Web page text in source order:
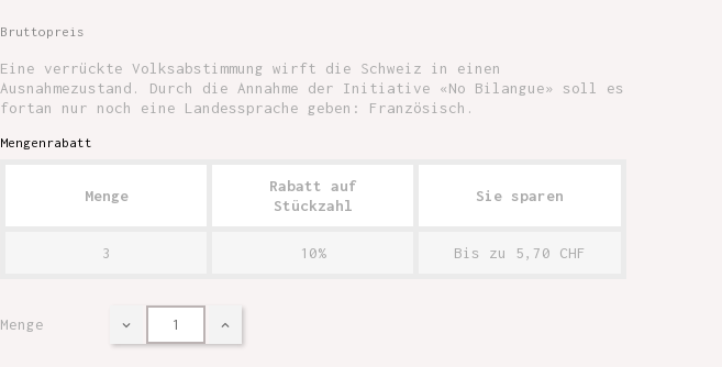
Bruttopreis
Eine verrückte Volksabstimmung wirft die Schweiz in einen
Ausnahmezustand. Durch die Annahme der Initiative «No Bilangue» soll es
fortan nur noch eine Landessprache geben: Französisch.
Mengenrabatt
Menge
Rabatt auf
Stückzahl
Sie sparen
3 10% Bis zu 5,70 CHF
Menge